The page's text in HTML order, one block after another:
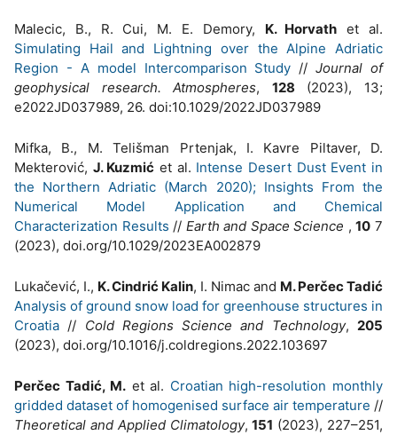
Malecic, B., R. Cui, M. E. Demory, K. Horvath et al.
Simulating Hail and Lightning over the Alpine Adriatic
Region - A model Intercomparison Study //Journal of
geophysical research. Atmospheres, 128 (2023), 13;
e2022JD037989, 26. doi:10.1029/2022JD037989
Mifka, B., M. Telišman Prtenjak, I. Kavre Piltaver, D.
Mekterović, J. Kuzmić et al. Intense Desert Dust Event in
the Northern Adriatic (March 2020); Insights From the
Numerical Model Application and Chemical
Characterization Results // Earth and Space Science ,10 7
(2023), doi.org/10.1029/2023EA002879
Lukačević, I., K. Cindrić Kalin, I. Nimac and M. Perčec Tadić
Analysis of ground snow load for greenhouse structures in
Croatia // Cold Regions Science and Technology,205
(2023), doi.org/10.1016/j.coldregions.2022.103697
Perčec Tadić, M. et al. Croatian high-resolution monthly
gridded dataset of homogenised surface air temperature //
Theoretical and Applied Climatology,151 (2023), 227–251,